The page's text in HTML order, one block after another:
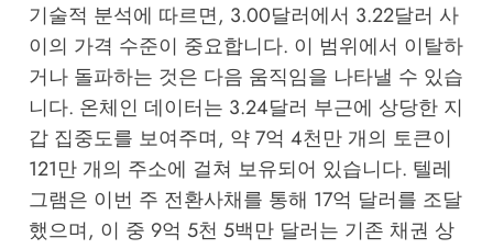
기술적 분석에 따르면, 3.00달러에서 3.22달러 사
이의 가격 수준이 중요합니다. 이 범위에서 이탈하
거나 돌파하는 것은 다음 움직임을 나타낼 수 있습
니다. 온체인 데이터는 3.24달러 부근에 상당한 지
갑 집중도를 보여주며, 약 7억 4천만 개의 토큰이
121만 개의 주소에 걸쳐 보유되어 있습니다. 텔레
그램은 이번 주 전환사채를 통해 17억 달러를 조달
했으며, 이 중 9억 5천 5백만 달러는 기존 채권 상